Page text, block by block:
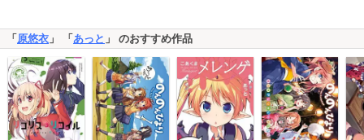
「原悠衣 」 「あっと 」 のおすすめ作品